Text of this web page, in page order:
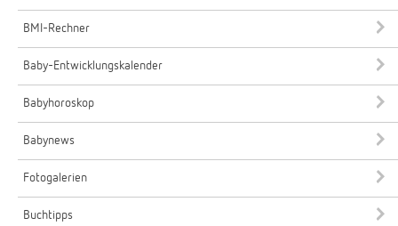
BMI-Rechner
Baby-Entwicklungskalender
Babyhoroskop
Babynews
Fotogalerien
Buchtipps